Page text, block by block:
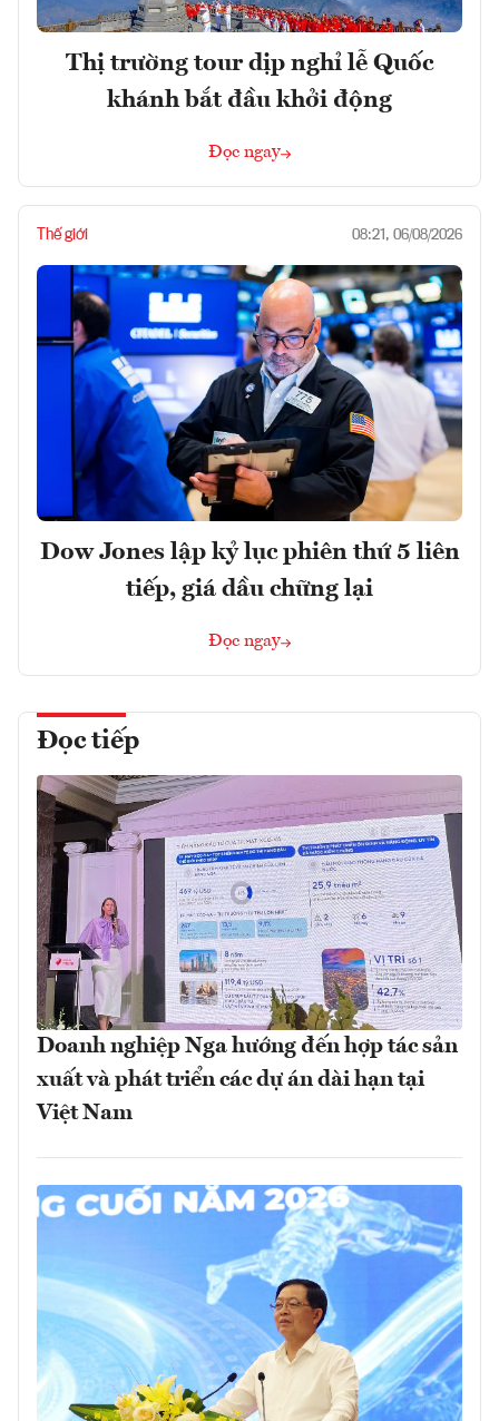
Thị trường tour dịp nghỉ lễ Quốc
khánh bắt đầu khởi động
Đọc ngay
Thế giới 08:21, 06/08/2026
Dow Jones lập kỷ lục phiên thứ 5 liên
tiếp, giá dầu chững lại
Đọc ngay
Đọc tiếp
Doanh nghiệp Nga hướng đến hợp tác sản
xuất và phát triển các dự án dài hạn tại
Việt Nam